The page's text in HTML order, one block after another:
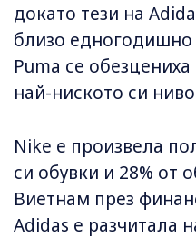
докато тези на
близо
Puma се
най-ниското си
Nike е произвела
си обувки и 28% от
Виетнам през
Adidas е разчитала